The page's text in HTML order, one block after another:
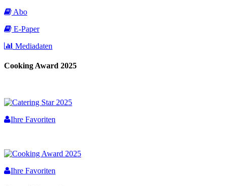
Abo
E-Paper
Mediadaten
Cooking Award 2025
Ihre Favoriten
Ihre Favoriten